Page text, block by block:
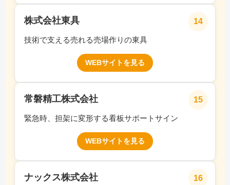
14
株式会社東具
技術で支える売れる売場作りの東具
WEBサイトを見る
15
常磐精工株式会社
緊急時、担架に変形する看板サポートサイン
WEBサイトを見る
16
ナックス株式会社